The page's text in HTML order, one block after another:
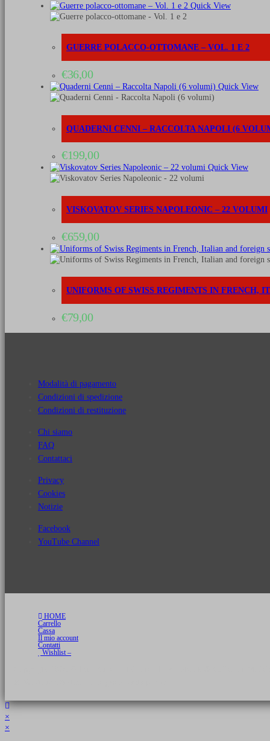
quantità
Quick View
GUERRE POLACCO-OTTOMANE – VOL. 1 E 2
€36,00
Quick View
QUADERNI CENNI – RACCOLTA NAPOLI (6
€199,00
Quick View
VISKOVATOV SERIES NAPOLEONIC – 22 VOLUMI
€659,00
UNIFORMS OF SWISS REGIMENTS IN FRENCH,
€79,00
Modalità di pagamento
Condizioni di spedizione
Condizioni di restituzione
Chi siamo
FAQ
Contattaci
Privacy
Cookies
Notizie
Facebook
YouTube Channel
HOME
Carrello
Cassa
Il mio account
Contatti
Wishlist –
×
×